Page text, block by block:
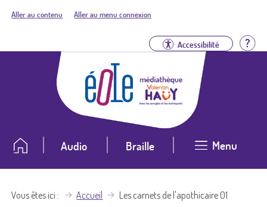
Aller au contenu Aller au menu connexion
Accessibilité
Audio Braille Menu
Vous êtes ici Accueil Les carnets de l'apothicaire 01